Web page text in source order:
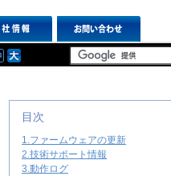
目次
1.ファームウェアの更新
2.技術サポート情報
3.動作ログ